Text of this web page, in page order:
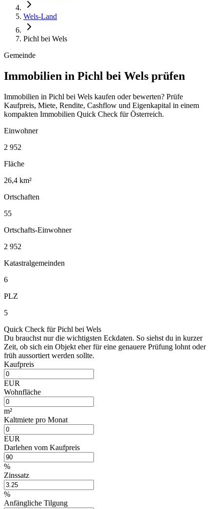
Wels-Land
Pichl bei Wels
Gemeinde
Immobilien in Pichl bei Wels prüfen
Immobilien in Pichl bei Wels kaufen oder bewerten? Prüfe
Kaufpreis, Miete, Rendite, Cashflow und Eigenkapital in einem
kompakten Immobilien Quick Check für Österreich.
Einwohner
2 952
Fläche
26,4 km²
Ortschaften
55
Ortschafts-Einwohner
2 952
Katastralgemeinden
6
PLZ
5
Quick Check für Pichl bei Wels
Du brauchst nur die wichtigsten Eckdaten. So siehst du in kurzer
Zeit, ob sich ein Objekt eher für eine genauere Prüfung lohnt oder
früh aussortiert werden sollte.
Kaufpreis
EUR
Wohnfläche
m²
Kaltmiete pro Monat
EUR
Darlehen vom Kaufpreis
%
Zinssatz
%
Anfängliche Tilgung